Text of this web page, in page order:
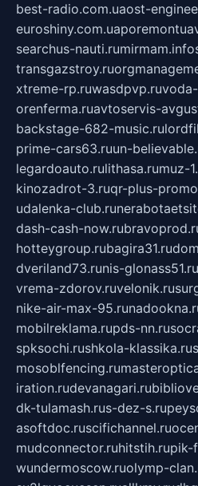
best-radio.com.uaost-
euroshiny.com.ua
searchus-nauti.rumirmam.info
transgazstroy.ru
xtreme-rp.ruwasdpvp.ru
orenferma.ruavtoservis-
backstage-682-music.ru
prime-cars63.ruun-
legardoauto.rulithasa.rumuz-
kinozadrot-3.ruqr-plus-
udalenka-club.ru
dash-cash-now.ru
hotteygroup.rubagira31.ru
dveriland73.runis-glonass51.ru
vrema-zdorov.ruvelonik.ru
nike-air-max-95.ru
mobilreklama.rupds-nn.ru
spksochi.rushkola-klassika.ru
mosoblfencing.ru
iration.rudevanagari.ru
dk-tulamash.rus-dez-s.ru
asoftdoc.ruscifichannel.ru
mudconnector.ruhitstih.rupik-
wundermoscow.ruolymp-